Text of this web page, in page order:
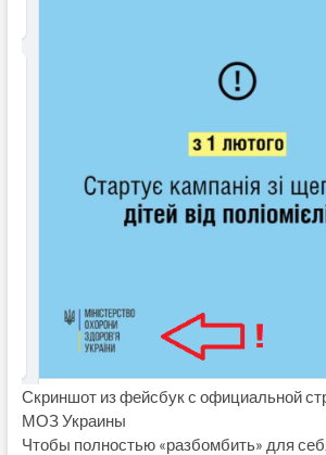
Скриншот из фейсбук с официальной
МОЗ Украины
Чтобы полностью «разбомбить» для